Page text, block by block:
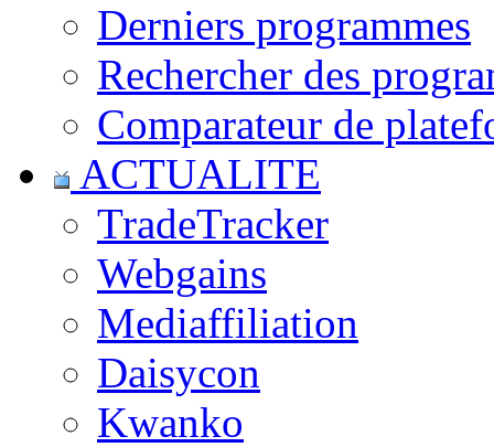
Derniers programmes
Rechercher des
Comparateur de
ACTUALITE
TradeTracker
Webgains
Mediaffiliation
Daisycon
Kwanko